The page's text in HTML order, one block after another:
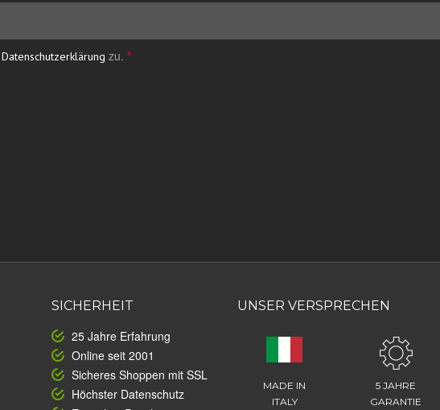
Datenschutzerklärung zu. *
SICHERHEIT
25 Jahre Erfahrung
Online seit 2001
Sicheres Shoppen mit SSL
Höchster Datenschutz
UNSER VERSPRECHEN
MADE IN
ITALY
5 JAHRE
GARANTIE